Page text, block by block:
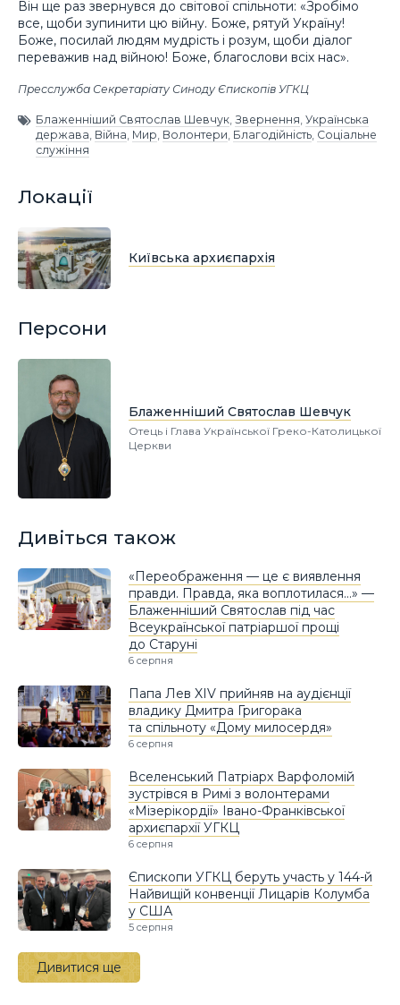
Він ще раз звернувся до світової спільноти: «Зробімо
все, щоби зупинити цю війну. Боже, рятуй Україну!
Боже, посилай людям мудрість і розум, щоби діалог
переважив над війною! Боже, благослови всіх нас».
Пресслужба Секретаріату Синоду Єпископів УГКЦ
Блаженніший Святослав Шевчук Звернення Українська
держава Війна Мир Волонтери Благодійність Соціальне
служіння
Локації
Київська архиєпархія
Персони
Блаженніший Святослав Шевчук
Отець і Глава Української Греко-Католицької
Церкви
Дивіться також
«Переображення — це є виявлення
правди. Правда, яка воплотилася…» —
Блаженніший Святослав під час
Всеукраїнської патріаршої прощі
до Старуні
6 серпня
Папа Лев XIV прийняв на аудієнції
владику Дмитра Григорака
та спільноту «Дому милосердя»
6 серпня
Вселенський Патріарх Варфоломій
зустрівся в Римі з волонтерами
«Мізерікордії» Івано-Франківської
архиєпархії УГКЦ
6 серпня
Єпископи УГКЦ беруть участь у 144-й
Найвищій конвенції Лицарів Колумба
у США
5 серпня
Дивитися ще